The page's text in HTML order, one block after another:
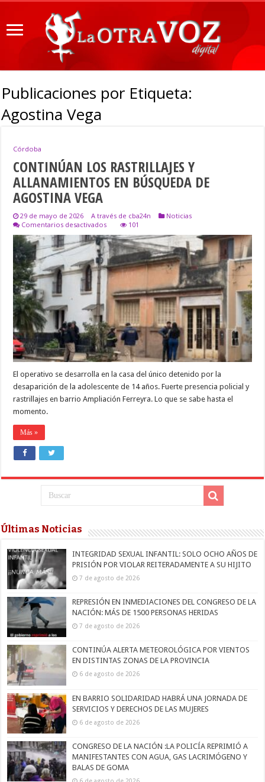
Publicaciones por Etiqueta:
Agostina Vega
Córdoba
CONTINÚAN LOS RASTRILLAJES Y
ALLANAMIENTOS EN BÚSQUEDA DE
AGOSTINA VEGA
29 de mayo de 2026 A través de cba24n
Noticias
Comentarios desactivadosen
CONTINÚAN
LOS
RASTRILLAJES
Y
ALLANAMIENTOS
EN
BÚSQUEDA
DE
AGOSTINA
101
El operativo se desarrolla en la casa del único detenido por la
desaparición de la adolescente de 14 años. Fuerte presencia policial y
rastrillajes en barrio Ampliación Ferreyra. Lo que se sabe hasta el
momento.
Más »
Últimas Noticias
INTEGRIDAD SEXUAL INFANTIL: SOLO OCHO AÑOS DE
PRISIÓN POR VIOLAR REITERADAMENTE A SU HIJITO
7 de agosto de 2026
REPRESIÓN EN INMEDIACIONES DEL CONGRESO DE LA
NACIÓN: MÁS DE 1500 PERSONAS HERIDAS
7 de agosto de 2026
CONTINÚA ALERTA METEOROLÓGICA POR VIENTOS
EN DISTINTAS ZONAS DE LA PROVINCIA
6 de agosto de 2026
EN BARRIO SOLIDARIDAD HABRÁ UNA JORNADA DE
SERVICIOS Y DERECHOS DE LAS MUJERES
6 de agosto de 2026
CONGRESO DE LA NACIÓN :LA POLICÍA REPRIMIÓ A
MANIFESTANTES CON AGUA, GAS LACRIMÓGENO Y
BALAS DE GOMA